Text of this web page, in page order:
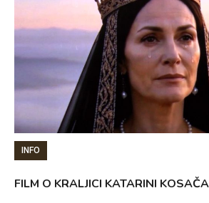
INFO
FILM O KRALJICI KATARINI